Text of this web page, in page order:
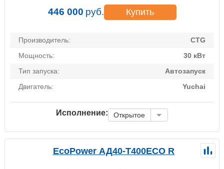
446 000 руб. Купить
Производитель:
CTG
Мощность:
30 кВт
Тип запуска:
Автозапуск
Двигатель:
Yuchai
Исполнение: Открытое
EcoPower АД40-T400ECO R